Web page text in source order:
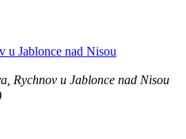
u Jablonce nad Nisou
Rychnov u Jablonce nad Nisou